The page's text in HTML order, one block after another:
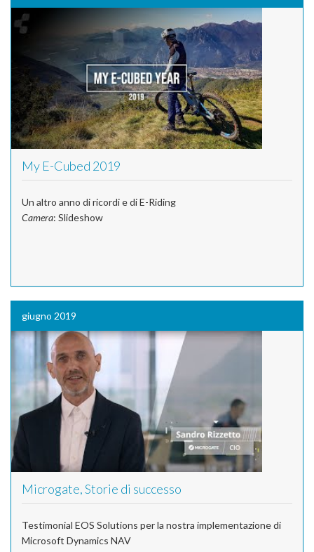
My E-Cubed 2019
Un altro anno di ricordi e di E-Riding
Camera: Slideshow
giugno 2019
Microgate, Storie di successo
Testimonial EOS Solutions per la nostra implementazione di
Microsoft Dynamics NAV